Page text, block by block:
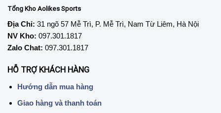
Tổng Kho Aolikes Sports
Địa Chỉ: 31 ngõ 57 Mễ Trì, P. Mễ Trì, Nam Từ Liêm, Hà Nội
NV Kho: 097.301.1817
Zalo Chat: 097.301.1817
HỖ TRỢ KHÁCH HÀNG
Hướng dẫn mua hàng
Giao hàng và thanh toán